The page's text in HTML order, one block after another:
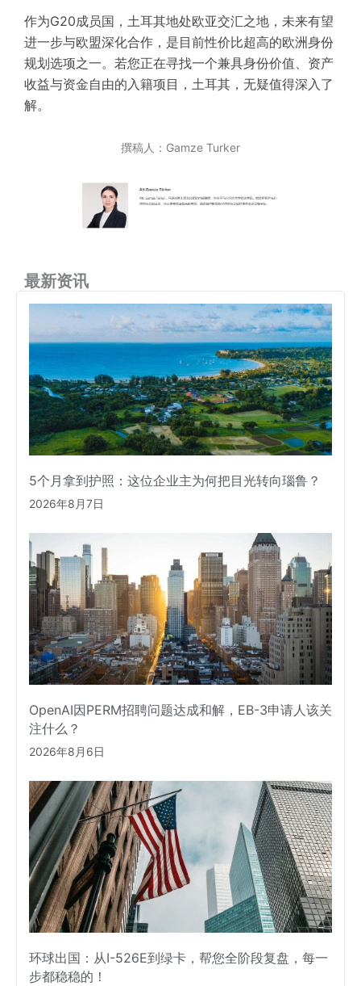
作为G20成员国，土耳其地处欧亚交汇之地，未来有望
进一步与欧盟深化合作，是目前性价比超高的欧洲身份
规划选项之一。若您正在寻找一个兼具身份价值、资产
收益与资金自由的入籍项目，土耳其，无疑值得深入了
解。
撰稿人：Gamze Turker
最新资讯
5个月拿到护照：这位企业主为何把目光转向瑙鲁？
2026年8月7日
OpenAI因PERM招聘问题达成和解，EB-3申请人该关
注什么？
2026年8月6日
环球出国：从I-526E到绿卡，帮您全阶段复盘，每一
步都稳稳的！